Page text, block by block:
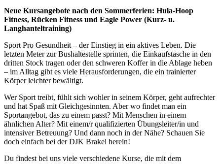
Neue Kursangebote nach den Sommerferien: Hula-Hoop
Fitness, Rücken Fitness und Eagle Power (Kurz- u.
Langhanteltraining)
Sport Pro Gesundheit – der Einstieg in ein aktives Leben. Die
letzten Meter zur Bushaltestelle sprinten, die Einkaufstasche in den
dritten Stock tragen oder den schweren Koffer in die Ablage heben
– im Alltag gibt es viele Herausforderungen, die ein trainierter
Körper leichter bewältigt.
Wer Sport treibt, fühlt sich wohler in seinem Körper, geht aufrechter
und hat Spaß mit Gleichgesinnten. Aber wo findet man ein
Sportangebot, das zu einem passt? Mit Menschen in einem
ähnlichen Alter? Mit einem/r qualifizierten Übungsleiter/in und
intensiver Betreuung? Und dann noch in der Nähe? Schauen Sie
doch einfach bei der DJK Brakel herein!
Du findest bei uns viele verschiedene Kurse, die mit dem